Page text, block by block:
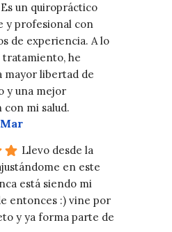
un quiropráctico
y profesional con
de experiencia. A lo
tratamiento, he
mayor libertad de
y una mejor
mi salud.
Llevo desde la
en este
está siendo mi
entonces :) vine por
y ya forma parte de